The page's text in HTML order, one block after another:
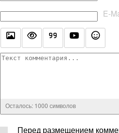
E-
Осталось: 1000 символов
Перед размещением